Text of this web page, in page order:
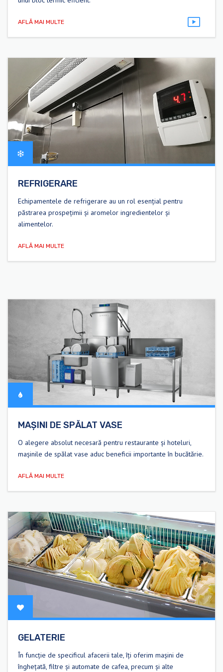
AFLĂ MAI MULTE
REFRIGERARE
Echipamentele de refrigerare au un rol esențial pentru
păstrarea prospețimii și aromelor ingredientelor și
alimentelor.
AFLĂ MAI MULTE
MAȘINI DE SPĂLAT VASE
O alegere absolut necesară pentru restaurante și hoteluri,
mașinile de spălat vase aduc beneficii importante în bucătărie.
AFLĂ MAI MULTE
GELATERIE
În funcție de specificul afacerii tale, îți oferim mașini de
înghețată, filtre și automate de cafea, precum și alte